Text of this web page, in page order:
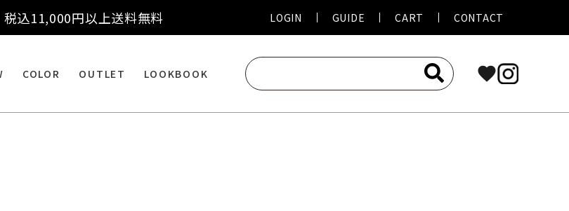
税込11,000円以上送料無料 LOGIN GUIDE CART CONTACT
COLOR OUTLET LOOKBOOK favorite